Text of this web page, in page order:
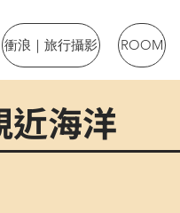
衝浪｜旅行攝影 ROOM
近海洋